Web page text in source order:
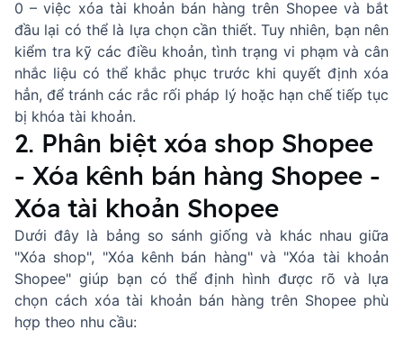
0 – việc xóa tài khoản bán hàng trên Shopee và bắt
đầu lại có thể là lựa chọn cần thiết. Tuy nhiên, bạn nên
kiểm tra kỹ các điều khoản, tình trạng vi phạm và cân
nhắc liệu có thể khắc phục trước khi quyết định xóa
hẳn, để tránh các rắc rối pháp lý hoặc hạn chế tiếp tục
bị khóa tài khoản.
2. Phân biệt xóa shop Shopee
- Xóa kênh bán hàng Shopee -
Xóa tài khoản Shopee
Dưới đây là bảng so sánh giống và khác nhau giữa
"Xóa shop", "Xóa kênh bán hàng" và "Xóa tài khoản
Shopee" giúp bạn có thể định hình được rõ và lựa
chọn cách xóa tài khoản bán hàng trên Shopee phù
hợp theo nhu cầu: